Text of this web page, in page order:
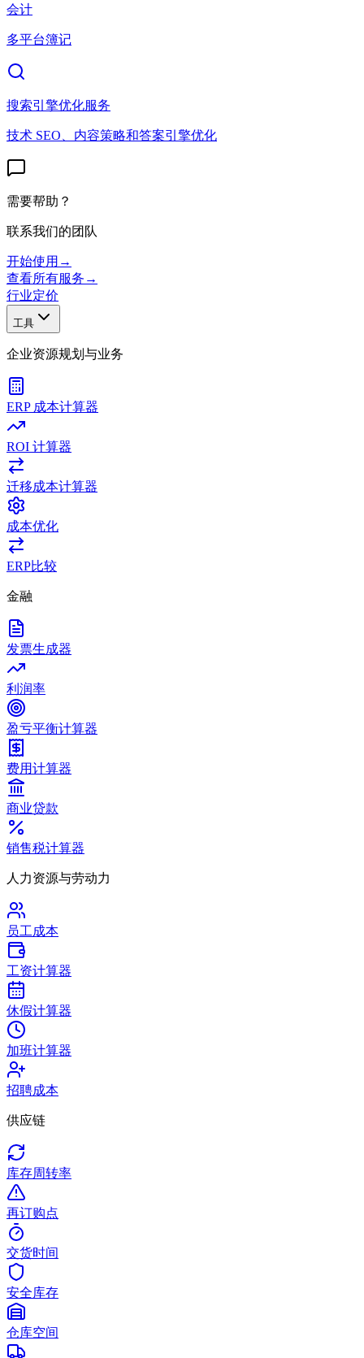
会计
多平台簿记
搜索引擎优化服务
技术 SEO、内容策略和答案引擎优化
需要帮助？
联系我们的团队
开始使用 →
查看所有服务 →
行业定价
工具
企业资源规划与业务
ERP 成本计算器
ROI 计算器
迁移成本计算器
成本优化
ERP比较
金融
发票生成器
利润率
盈亏平衡计算器
费用计算器
商业贷款
销售税计算器
人力资源与劳动力
员工成本
工资计算器
休假计算器
加班计算器
招聘成本
供应链
库存周转率
再订购点
交货时间
安全库存
仓库空间